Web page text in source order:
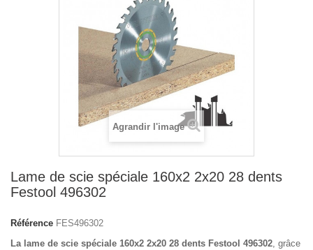
Agrandir l'image
Lame de scie spéciale 160x2 2x20 28 dents
Festool 496302
Référence FES496302
La lame de scie spéciale 160x2 2x20 28 dents Festool 496302 , grâce